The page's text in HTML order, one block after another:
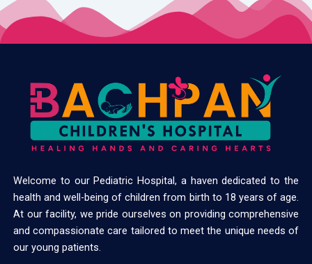
Welcome to our Pediatric Hospital, a haven dedicated to the
health and well-being of children from birth to 18 years of age.
At our facility, we pride ourselves on providing comprehensive
and compassionate care tailored to meet the unique needs of
our young patients.